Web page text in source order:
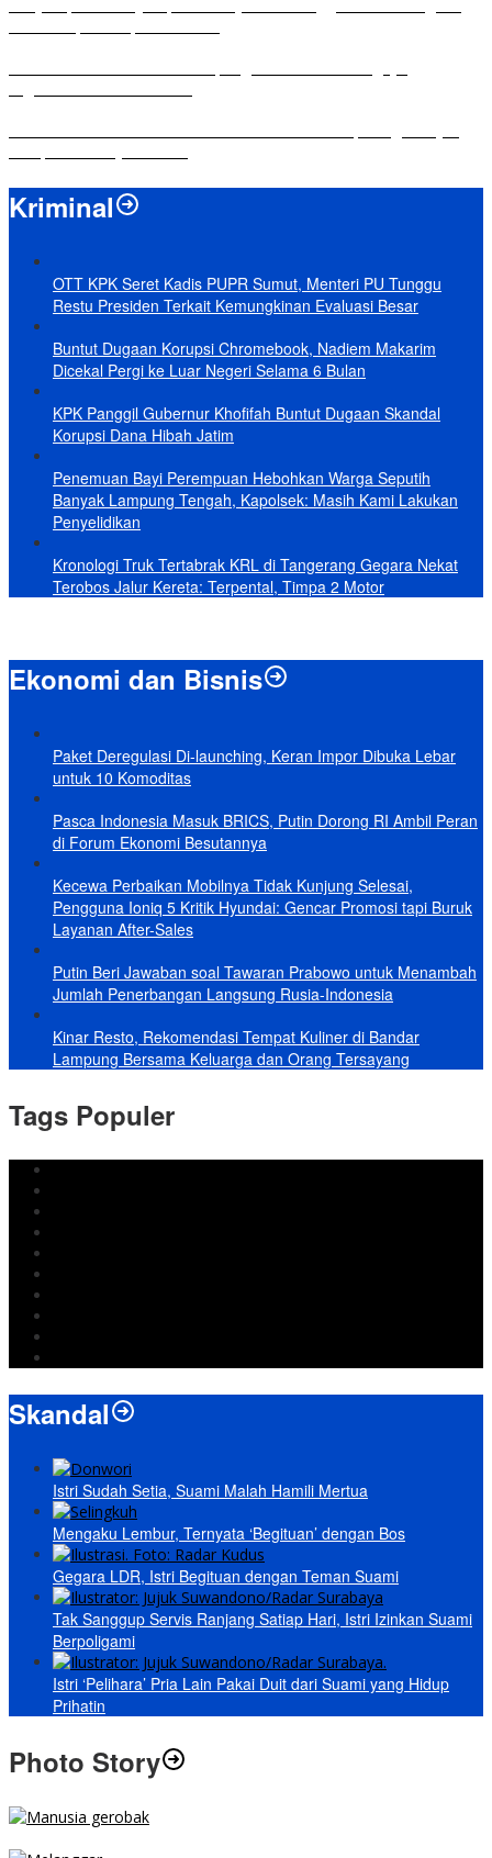
Kriminal
OTT KPK Seret Kadis PUPR Sumut, Menteri PU Tunggu
Restu Presiden Terkait Kemungkinan Evaluasi Besar
Buntut Dugaan Korupsi Chromebook, Nadiem Makarim
Dicekal Pergi ke Luar Negeri Selama 6 Bulan
KPK Panggil Gubernur Khofifah Buntut Dugaan Skandal
Korupsi Dana Hibah Jatim
Penemuan Bayi Perempuan Hebohkan Warga Seputih
Banyak Lampung Tengah, Kapolsek: Masih Kami Lakukan
Penyelidikan
Kronologi Truk Tertabrak KRL di Tangerang Gegara Nekat
Terobos Jalur Kereta: Terpental, Timpa 2 Motor
Ekonomi dan Bisnis
Paket Deregulasi Di-launching, Keran Impor Dibuka Lebar
untuk 10 Komoditas
Pasca Indonesia Masuk BRICS, Putin Dorong RI Ambil Peran
di Forum Ekonomi Besutannya
Kecewa Perbaikan Mobilnya Tidak Kunjung Selesai,
Pengguna Ioniq 5 Kritik Hyundai: Gencar Promosi tapi Buruk
Layanan After-Sales
Putin Beri Jawaban soal Tawaran Prabowo untuk Menambah
Jumlah Penerbangan Langsung Rusia-Indonesia
Kinar Resto, Rekomendasi Tempat Kuliner di Bandar
Lampung Bersama Keluarga dan Orang Tersayang
Tags Populer
Skandal
Istri Sudah Setia, Suami Malah Hamili Mertua
Mengaku Lembur, Ternyata ‘Begituan’ dengan Bos
Gegara LDR, Istri Begituan dengan Teman Suami
Tak Sanggup Servis Ranjang Satiap Hari, Istri Izinkan Suami
Berpoligami
Istri ‘Pelihara’ Pria Lain Pakai Duit dari Suami yang Hidup
Prihatin
Photo Story